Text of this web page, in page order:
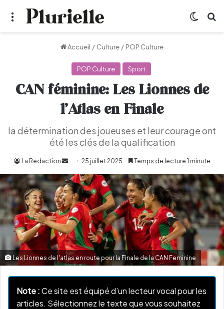
Menu
Accueil / Culture / POP Culture
POP Culture Sport
CAN féminine: Les Lionnes de
l’Atlas en Finale
la détermination des joueuses et leur courage ont
été les clés de la qualification
La Redaction
Envoyer
un
courriel
25 juillet 2025 Temps de lecture 1 minute
Les Lionnes de l'atlas en route pour la Finale de la CAN Feminine
Note :Ce site est équipé d’un lecteur vocal pour les
articles. Sélectionnez le texte que vous souhaitez